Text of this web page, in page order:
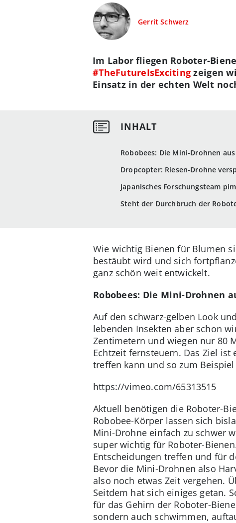
Gerrit Schwerz
Robobees: Die Mini-Drohnen
Dropcopter: Riesen-Drohne
Japanisches Forschungsteam
Steht der Durchbruch der
Im Labor fliegen Roboter-
#TheFutureIsExciting zeigen
Einsatz in der echten Welt
Wie wichtig Bienen für Blumen
bestäubt wird und sich
ganz schön weit entwickelt.
Robobees: Die Mini-Drohnen
Auf den schwarz-gelben Look
lebenden Insekten aber schon
Zentimetern und wiegen nur 80
Echtzeit fernsteuern. Das Ziel
treffen kann und so zum
https://vimeo.com/65313515
Aktuell benötigen die Roboter-
Robobee-Körper lassen sich
Mini-Drohne einfach zu schwer
super wichtig für Roboter-
Entscheidungen treffen und für
Bevor die Mini-Drohnen also
also noch etwas Zeit vergehen.
Seitdem hat sich einiges getan.
für das Gehirn der Roboter-
sondern auch schwimmen,